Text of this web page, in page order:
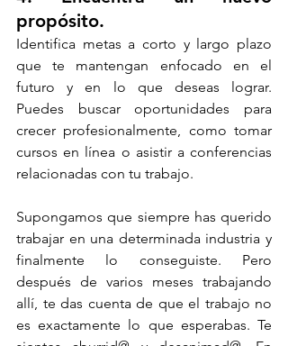
propósito.
Identifica metas a corto y largo plazo
que te mantengan enfocado en el
futuro y en lo que deseas lograr.
Puedes buscar oportunidades para
crecer profesionalmente, como tomar
cursos en línea o asistir a conferencias
relacionadas con tu trabajo.
Supongamos que siempre has querido
trabajar en una determinada industria y
finalmente lo conseguiste. Pero
después de varios meses trabajando
allí, te das cuenta de que el trabajo no
es exactamente lo que esperabas. Te